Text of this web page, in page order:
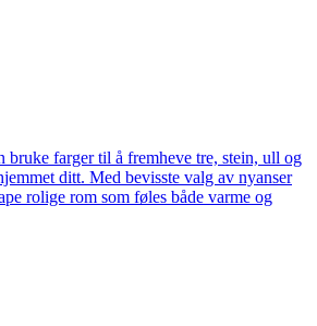
bruke farger til å fremheve tre, stein, ull og
ditt. Med bevisste valg av nyanser
rolige rom som føles både varme og